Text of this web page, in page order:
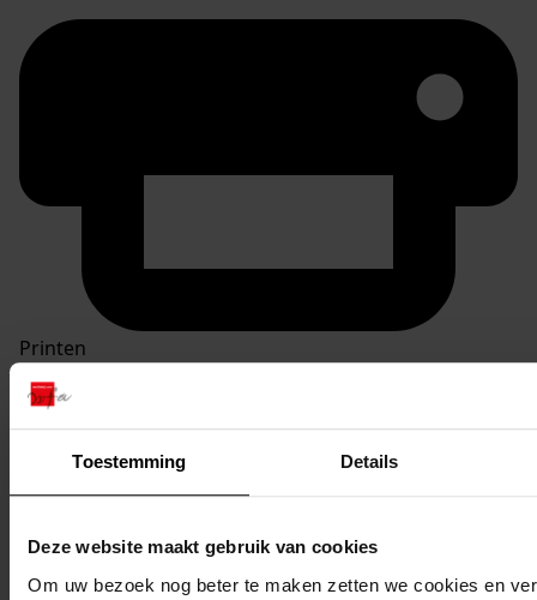
Toestemming Details
Deze website maakt gebruik van cookies
Om uw bezoek nog beter te maken zetten we cookies en
Printen
duurzaam webadres
inv. nrs. 1001-1100